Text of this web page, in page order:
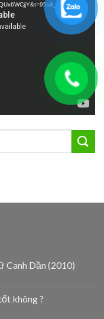
Canh Dần (2010)
không ?